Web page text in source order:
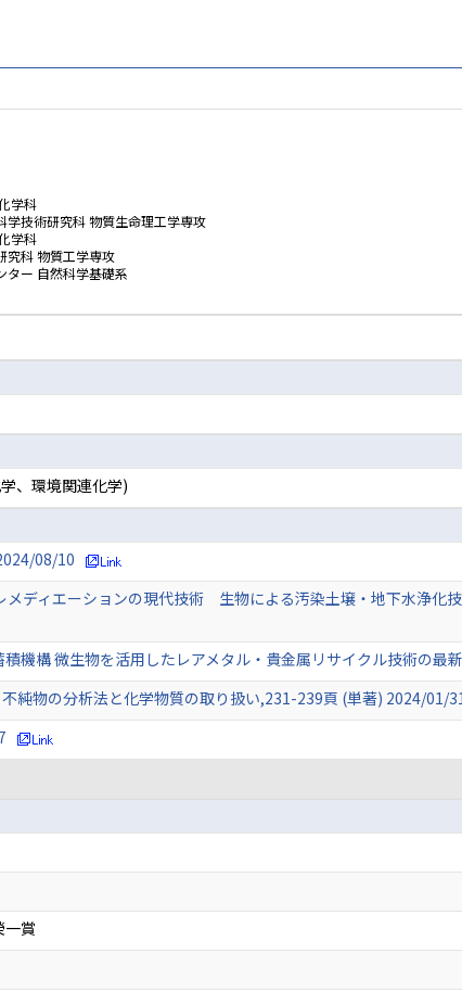
学科
学技術研究科 物質生命理工学専攻
学科
究科 物質工学専攻
ター 自然科学基礎系
、環境関連化学)
08/10
メディエーションの現代技術 生物による汚染土壌・地下水浄化
機構 微生物を活用したレアメタル・貴金属リサイクル技術の最
純物の分析法と化学物質の取り扱い,231-239頁 (単著) 2024/01/
賞